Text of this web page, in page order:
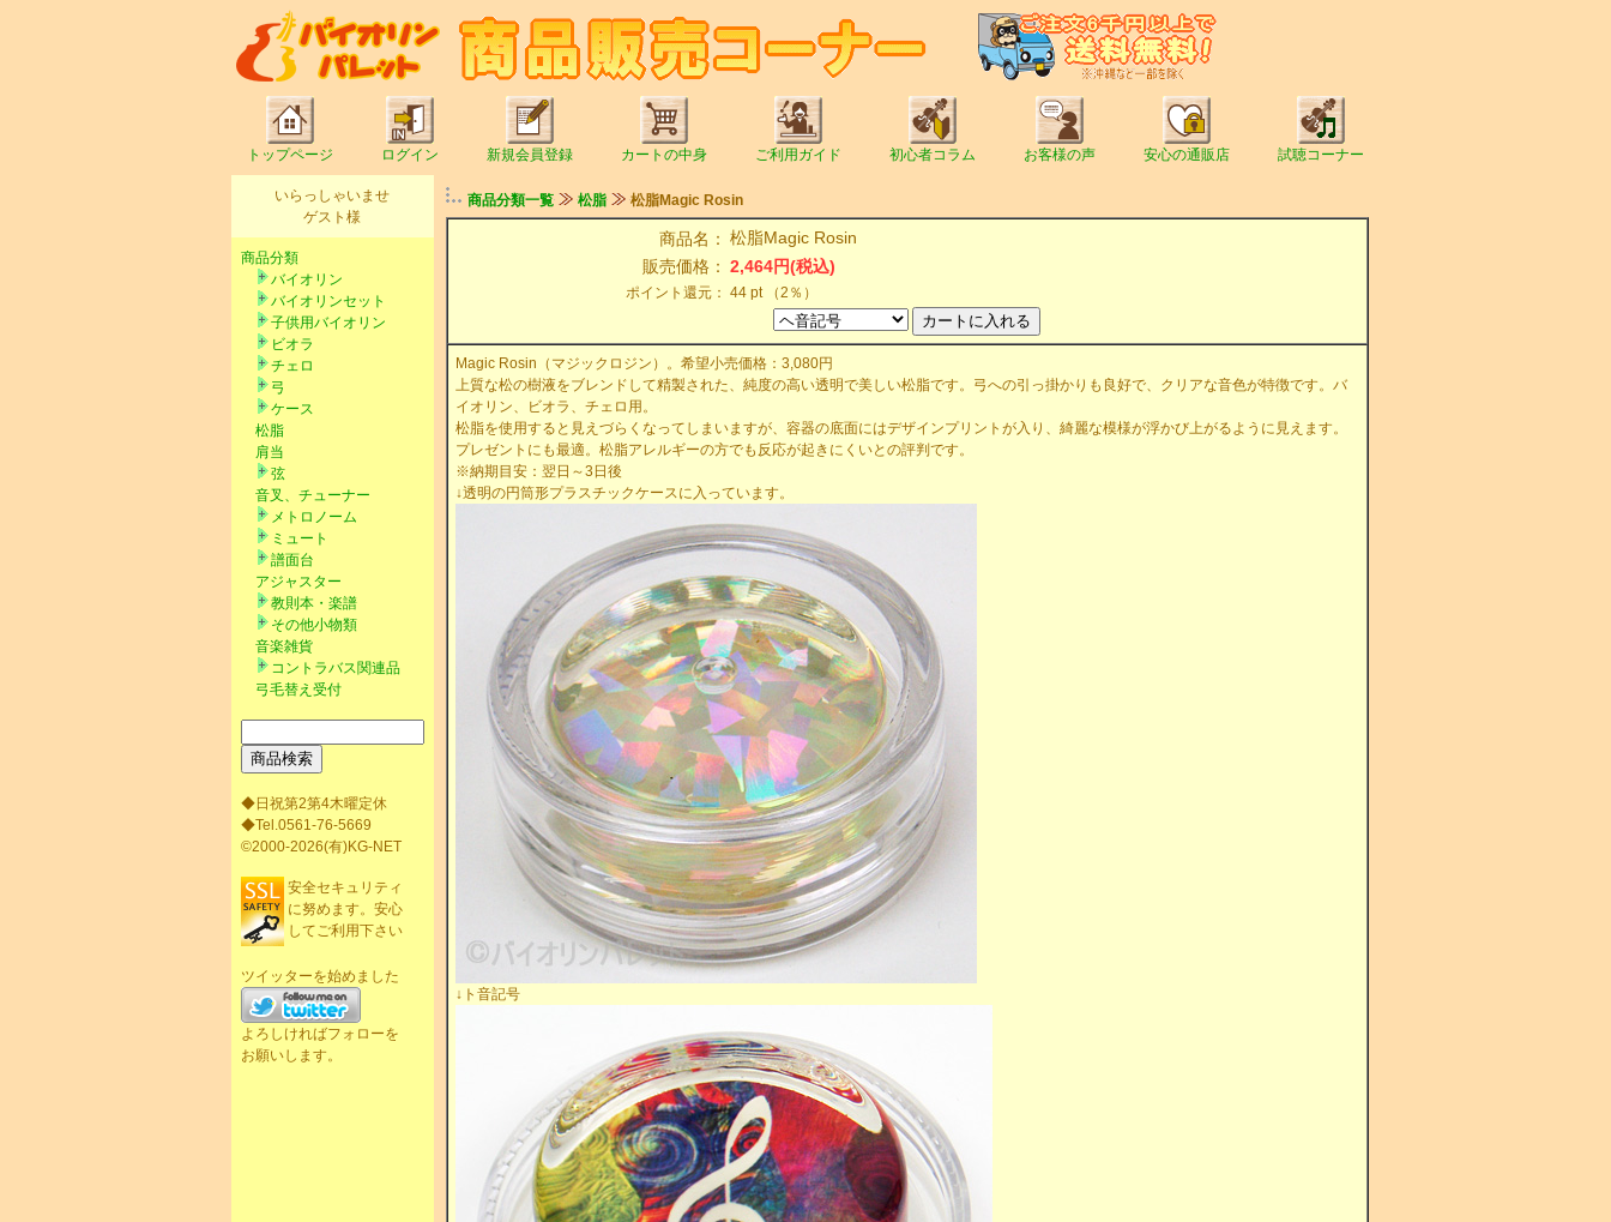
トップページ ログイン 新規会員登録 カートの中身 ご利用ガイド 初心者コラム お客様の声 安心の通販店 試聴コーナー
いらっしゃいませ
ゲスト様
商品分類
バイオリン
バイオリンセット
子供用バイオリン
ビオラ
チェロ
弓
ケース
松脂
肩当
弦
音叉、チューナー
メトロノーム
ミュート
譜面台
アジャスター
教則本・楽譜
その他小物類
音楽雑貨
コントラバス関連品
弓毛替え受付
◆日祝第2第4木曜定休
◆Tel.0561-76-5669
©2000-2026(有)KG-NET
安全セキュリティ
に努めます。安心
してご利用下さい
ツイッターを始めました
よろしければフォローを
お願いします。
商品分類一覧 松脂 松脂Magic Rosin
商品名： 松脂Magic Rosin
販売価格： 2,464円(税込)
ポイント還元： 44 pt （2％）
Magic Rosin（マジックロジン）。希望小売価格：3,080円
上質な松の樹液をブレンドして精製された、純度の高い透明で美しい松脂です。弓への引っ掛かりも良好で、クリアな音色が特徴です。バ
イオリン、ビオラ、チェロ用。
松脂を使用すると見えづらくなってしまいますが、容器の底面にはデザインプリントが入り、綺麗な模様が浮かび上がるように見えます。
プレゼントにも最適。松脂アレルギーの方でも反応が起きにくいとの評判です。
※納期目安：翌日～3日後
↓透明の円筒形プラスチックケースに入っています。
↓ト音記号